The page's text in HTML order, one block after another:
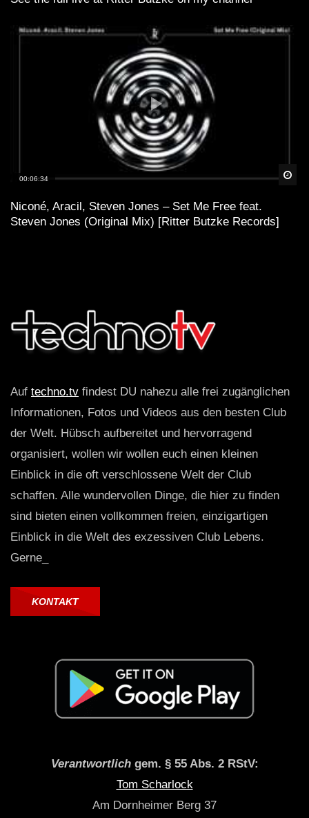
00:06:34
Niconé, Aracil, Steven Jones – Set Me Free feat.
Steven Jones (Original Mix) [Ritter Butzke Records]
Auf techno.tv findest DU nahezu alle frei zugänglichen
Informationen, Fotos und Videos aus den besten Club
der Welt. Hübsch aufbereitet und hervorragend
organisiert, wollen wir wollen euch einen kleinen
Einblick in die oft verschlossene Welt der Club
schaffen. Alle wundervollen Dinge, die hier zu finden
sind bieten einen vollkommen freien, einzigartigen
Einblick in die Welt des exzessiven Club Lebens.
Gerne_
KONTAKT
Verantwortlichgem. § 55 Abs. 2 RStV:
Tom Scharlock
Am Dornheimer Berg 37